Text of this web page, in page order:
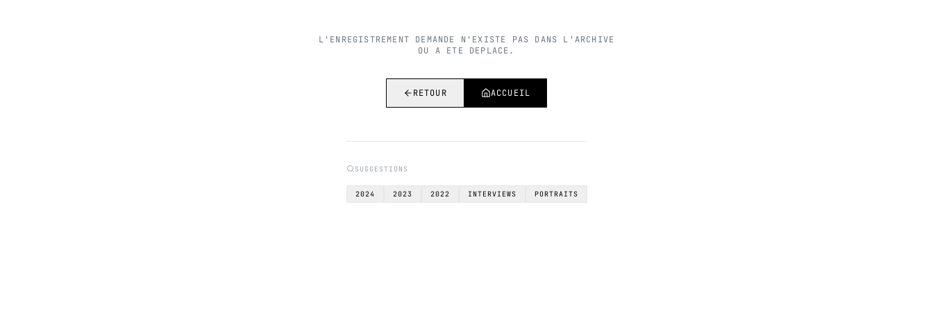
L'ENREGISTREMENT DEMANDE N'EXISTE PAS DANS L'ARCHIVE
OU A ETE DEPLACE.
RETOUR ACCUEIL
SUGGESTIONS
2024 2023 2022 INTERVIEWS PORTRAITS